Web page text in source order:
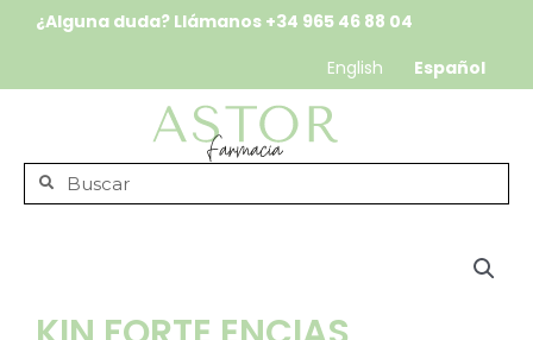
¿Alguna duda? Llámanos +34 965 46 88 04
English
Español